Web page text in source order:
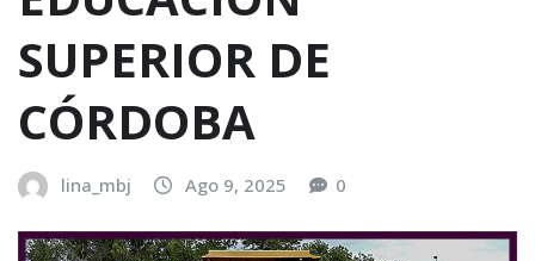
SUPERIOR DE
CÓRDOBA
lina_mbj Ago 9, 2025 0